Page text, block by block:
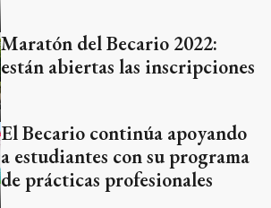
Maratón del Becario 2022:
están abiertas las inscripciones
El Becario continúa apoyando
a estudiantes con su programa
de prácticas profesionales